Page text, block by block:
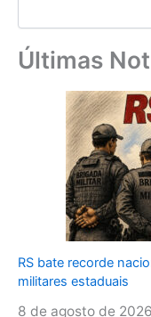
Últimas
RS bate recorde
militares estaduais
8 de agosto de 2026